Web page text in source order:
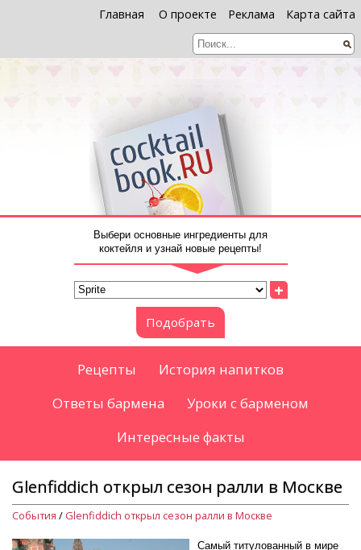
Главная О проекте Реклама Карта сайта
Выбери основные ингредиенты для
коктейля и узнай новые рецепты!
+
Подобрать
Рецепты
История напитков
Ответы бармена
Уроки с барменом
Интересные факты
Glenfiddich открыл сезон ралли в Москве
События / Glenfiddich открыл сезон ралли в Москве
Самый титулованный в мире